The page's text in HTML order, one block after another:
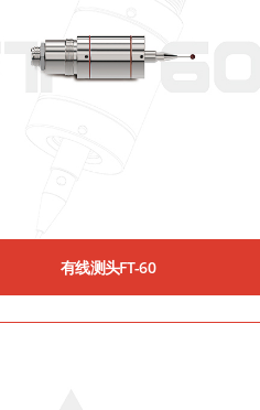
有线测头FT-60